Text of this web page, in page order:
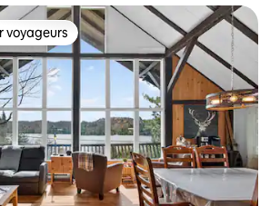
les plus appréciés
voyageurs